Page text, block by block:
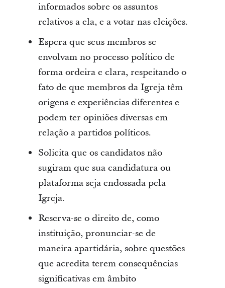
informados sobre os assuntos
relativos a ela, e a votar nas eleições.
Espera que seus membros se
envolvam no processo político de
forma ordeira e clara, respeitando o
fato de que membros da Igreja têm
origens e experiências diferentes e
podem ter opiniões diversas em
relação a partidos políticos.
Solicita que os candidatos não
sugiram que sua candidatura ou
plataforma seja endossada pela
Igreja.
Reserva-se o direito de, como
instituição, pronunciar-se de
maneira apartidária, sobre questões
que acredita terem consequências
significativas em âmbito